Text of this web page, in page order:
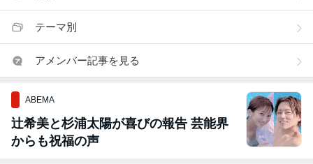
テーマ別
アメンバー記事を見る
ABEMA
辻希美と杉浦太陽が喜びの報告 芸能界
からも祝福の声